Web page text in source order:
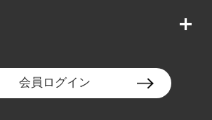
会員ログイン